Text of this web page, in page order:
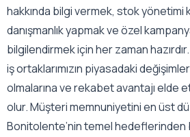
hakkında bilgi vermek, stok yönetimi
danışmanlık yapmak ve özel
bilgilendirmek için her zaman
iş ortaklarımızın piyasadaki
olmalarına ve rekabet avantajı elde
olur. Müşteri memnuniyetini en üst
Bonitolente’nin temel hedeflerinden